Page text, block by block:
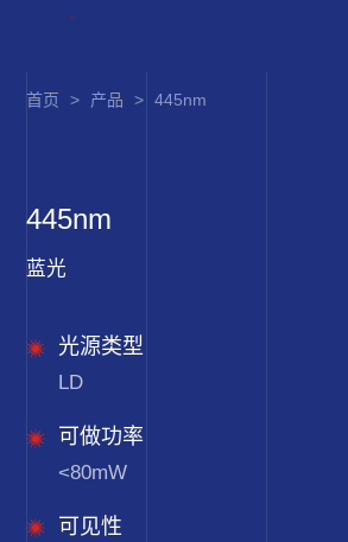
首页 > 产品 > 445nm
445nm
蓝光
光源类型
LD
可做功率
<80mW
可见性